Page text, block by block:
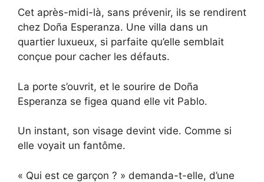
Cet après-midi-là, sans prévenir, ils se rendirent
chez Doña Esperanza. Une villa dans un
quartier luxueux, si parfaite qu’elle semblait
conçue pour cacher les défauts.
La porte s’ouvrit, et le sourire de Doña
Esperanza se figea quand elle vit Pablo.
Un instant, son visage devint vide. Comme si
elle voyait un fantôme.
« Qui est ce garçon ? » demanda-t-elle, d’une